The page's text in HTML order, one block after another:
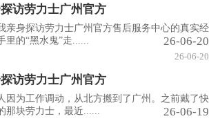
访劳力士广州官方
亲身探访劳力士广州官方售后服务中心的真实经
里的“黑水鬼”走......
26-06-20
26-06-20
访劳力士广州官方
因为工作调动，从北方搬到了广州。之前戴了快
那块劳力士，最近......
26-06-19